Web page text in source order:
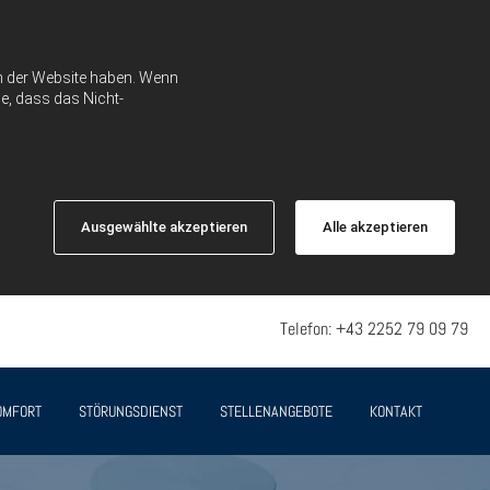
Website haben. Wenn
dass das Nicht-
Ausgewählte akzeptieren Alle akzeptieren
Telefon:+43 2252 79 09 79
STÖRUNGSDIENST STELLENANGEBOTE KONTAKT